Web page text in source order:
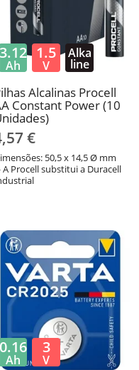
Alcalinas Procell
Constant Power (10
€
50,5 x 14,5 Ø mm
Procell substitui a Duracell
3.12
Ah
1.5
V
Alka
line
0.16
Ah
3
V